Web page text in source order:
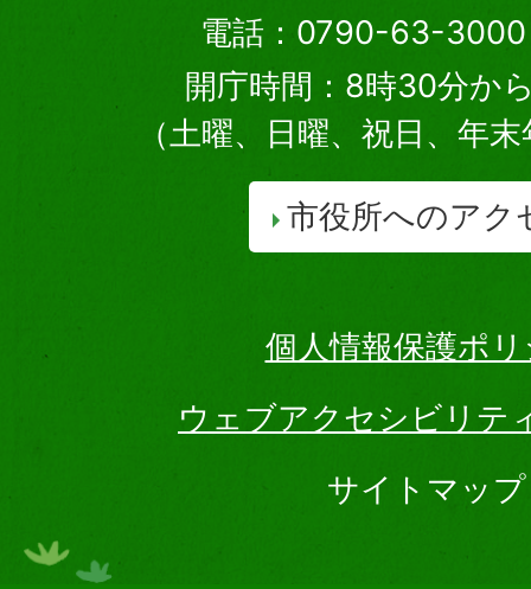
電話：0790-63-3000
開庁時間：8時30分か
（土曜、日曜、祝日、年
市役所へのアク
個人情報保護ポ
ウェブアクセシビリテ
サイトマップ